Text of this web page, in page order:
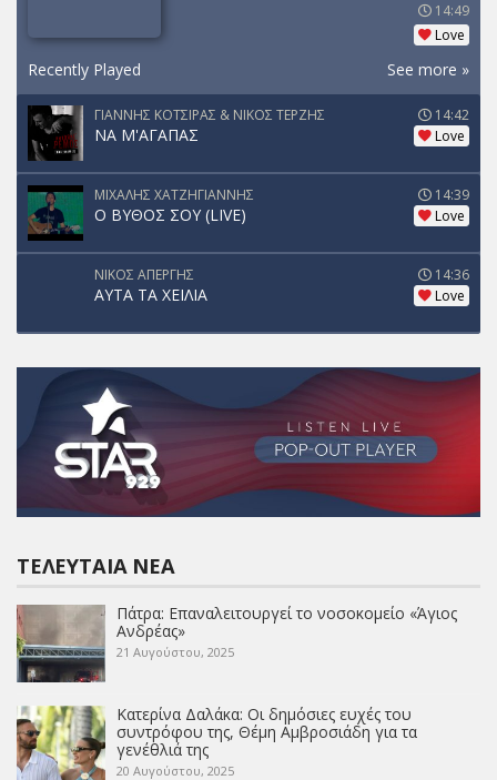
14:49
Love
Recently Played See more »
ΓΙΑΝΝΗΣ ΚΟΤΣΙΡΑΣ & ΝΙΚΟΣ ΤΕΡΖΗΣ
ΝΑ Μ'ΑΓΑΠΑΣ
14:42
Love
ΜΙΧΑΛΗΣ ΧΑΤΖΗΓΙΑΝΝΗΣ
Ο ΒΥΘΟΣ ΣΟΥ (LIVE)
14:39
Love
ΝΙΚΟΣ ΑΠΕΡΓΗΣ
ΑΥΤΑ ΤΑ ΧΕΙΛΙΑ
14:36
Love
ΤΕΛΕΥΤΑΊΑ ΝΈΑ
Πάτρα: Επαναλειτουργεί το νοσοκομείο «Άγιος
Ανδρέας»
21 Αυγούστου, 2025
Κατερίνα Δαλάκα: Οι δημόσιες ευχές του
συντρόφου της, Θέμη Αμβροσιάδη για τα
γενέθλιά της
20 Αυγούστου, 2025